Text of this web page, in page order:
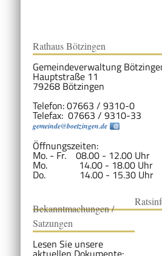
Rathaus Bötzingen
Gemeindeverwaltung
Hauptstraße 11
79268 Bötzingen
Telefon: 07663 / 9310-0
Telefax: 07663 / 9310-33
gemeinde@boetzingen.de
Öffnungszeiten:
Mo. - Fr. 08.00 - 12.00 Uhr
Mo. 14.00 - 18.00 Uhr
Do. 14.00 - 15.30 Uhr
Bekanntmachungen /
Satzungen
Lesen Sie unsere